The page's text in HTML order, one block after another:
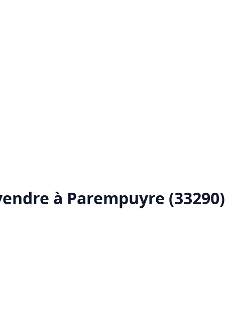
à Parempuyre (33290)